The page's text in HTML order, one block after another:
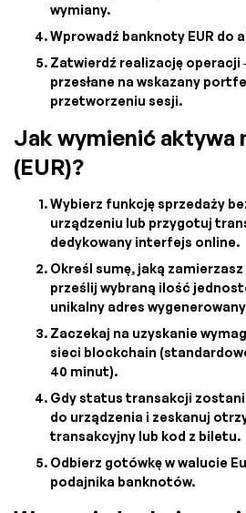
wymiany.
Wprowadź banknoty EUR do
Zatwierdź realizację operacji
przesłane na wskazany
przetworzeniu sesji.
Jak wymienić aktywa
(EUR)?
Wybierz funkcję sprzedaży
urządzeniu lub przygotuj
dedykowany interfejs online.
Określ sumę, jaką
prześlij wybraną ilość
unikalny adres
Zaczekaj na uzyskanie
sieci blockchain
40 minut).
Gdy status transakcji
do urządzenia i zeskanuj
transakcyjny lub kod z biletu.
Odbierz gotówkę w walucie
podajnika banknotów.